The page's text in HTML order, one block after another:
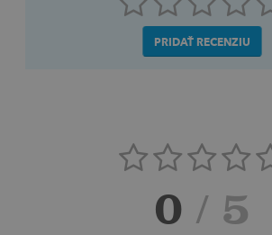
PRIDAŤ RECENZIU
0 / 5